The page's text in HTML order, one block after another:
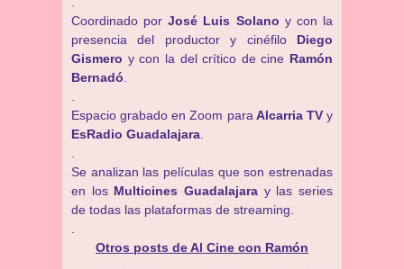
Coordinado por José Luis Solano y con la
presencia del productor y cinéfilo Diego
Gismero y con la del crítico de cine Ramón
Bernadó
Espacio grabado en Zoom para Alcarria TVy
EsRadio Guadalajara
Se analizan las películas que son estrenadas
en los Multicines Guadalajara y las series
de todas las plataformas de streaming.
Otros posts de Al Cine con Ramón